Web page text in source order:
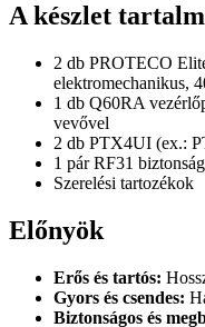
A készlet
2 db PROTECO
elektromechanikus,
1 db Q60RA
vevővel
2 db PTX4UI (ex.:
1 pár RF31
Szerelési tartozékok
Előnyök
Erős és tartós:
Gyors és csendes:
Biztonságos és